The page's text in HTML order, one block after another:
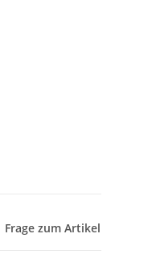
Frage zum Artikel